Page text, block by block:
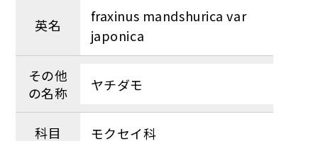
英名
fraxinus mandshurica var
japonica
その他
の名称
ヤチダモ
科目 モクセイ科